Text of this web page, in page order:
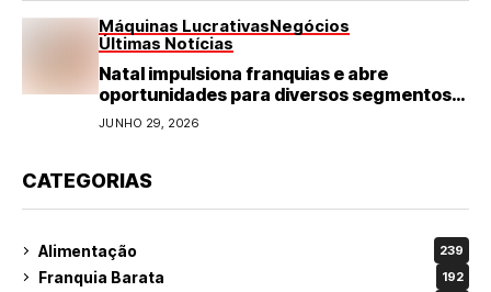
Máquinas LucrativasNegócios
Últimas Notícias
Natal impulsiona franquias e abre
oportunidades para diversos segmentos
do varejo
JUNHO 29, 2026
CATEGORIAS
Alimentação 239
Franquia Barata 192